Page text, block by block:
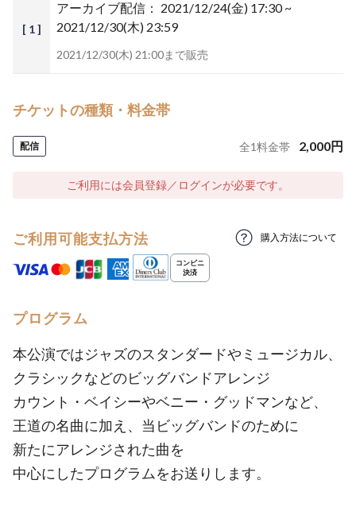
[ 1 ]
アーカイブ配信： 2021/12/24(金) 17:30 ~
2021/12/30(木) 23:59
2021/12/30(木) 21:00まで販売
チケットの種類・料金帯
配信 全1料金帯 2,000円
ご利用には会員登録／ログインが必要です。
ご利用可能支払方法 購入方法について
プログラム
本公演ではジャズのスタンダードやミュージカル、
クラシックなどのビッグバンドアレンジ
カウント・ベイシーやベニー・グッドマンなど、
王道の名曲に加え、当ビッグバンドのために
新たにアレンジされた曲を
中心にしたプログラムをお送りします。